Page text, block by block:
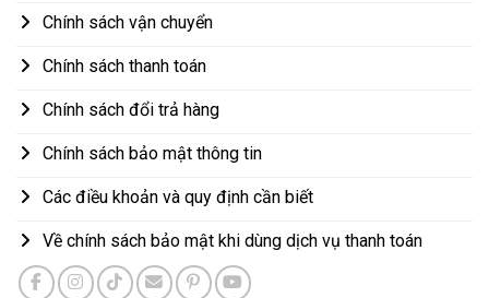
Chính sách vận chuyển
Chính sách thanh toán
Chính sách đổi trả hàng
Chính sách bảo mật thông tin
Các điều khoản và quy định cần biết
Về chính sách bảo mật khi dùng dịch vụ thanh toán